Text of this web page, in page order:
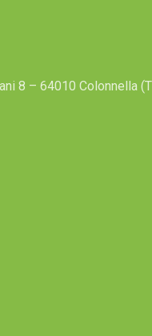
8 – 64010 Colonnella